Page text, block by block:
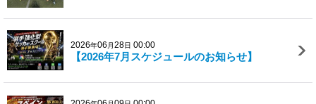
2026年06月 28日 00:00
【2026年7月スケジュールのお知らせ】